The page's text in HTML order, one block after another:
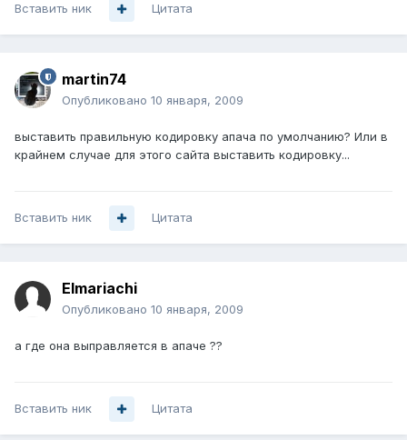
Вставить ник Цитата
martin74
Опубликовано 10 января, 2009
выставить правильную кодировку апача по умолчанию? Или в
крайнем случае для этого сайта выставить кодировку...
Вставить ник Цитата
Elmariachi
Опубликовано 10 января, 2009
а где она выправляется в апаче ??
Вставить ник Цитата